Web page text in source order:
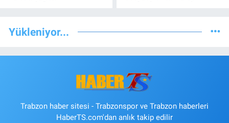
Yükleniyor...
Trabzon haber sitesi - Trabzonspor ve Trabzon haberleri
HaberTS.com'dan anlık takip edilir